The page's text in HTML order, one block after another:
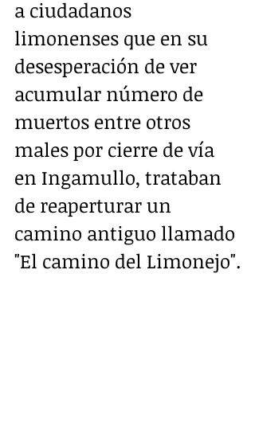
a ciudadanos
limonenses que en su
desesperación de ver
acumular número de
muertos entre otros
males por cierre de vía
en Ingamullo, trataban
de reaperturar un
camino antiguo llamado
"El camino del Limonejo".